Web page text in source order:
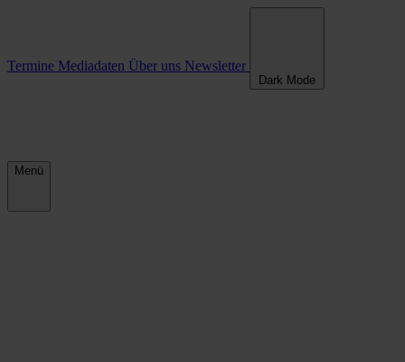
Termine Mediadaten Über uns Newsletter
Dark Mode
Menü